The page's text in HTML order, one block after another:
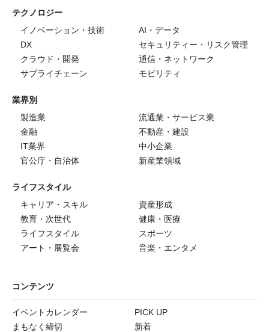
テクノロジー
イノベーション・技術
AI・データ
DX
セキュリティー・リスク管理
クラウド・開発
通信・ネットワーク
サプライチェーン
モビリティ
業界別
製造業
流通業・サービス業
金融
不動産・建設
IT業界
中小企業
官公庁・自治体
新産業領域
ライフスタイル
キャリア・スキル
資産形成
教育・次世代
健康・医療
ライフスタイル
スポーツ
アート・展覧会
音楽・エンタメ
コンテンツ
イベントカレンダー
PICK UP
まもなく締切
新着